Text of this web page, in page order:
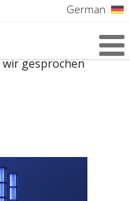
German
English
wir gesprochen